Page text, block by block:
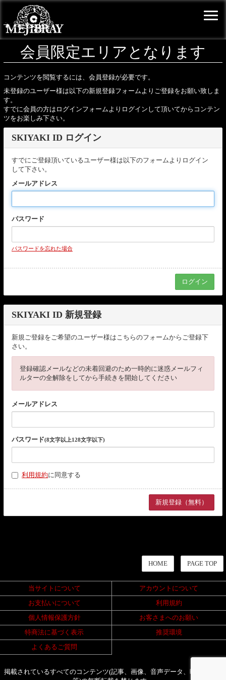
会員限定エリアとなります
コンテンツを閲覧するには、会員登録が必要です。
未登録のユーザー様は以下の新規登録フォームよりご登録をお願い致しま
す。
すでに会員の方はログインフォームよりログインして頂いてからコンテン
ツをお楽しみ下さい。
SKIYAKI ID ログイン
すでにご登録頂いているユーザー様は以下のフォームよりログイン
して下さい。
メールアドレス
パスワード
パスワードを忘れた場合
SKIYAKI ID 新規登録
新規ご登録をご希望のユーザー様はこちらのフォームからご登録下
さい。
登録確認メールなどの未着回避のため一時的に迷惑メールフィ
ルターの全解除をしてから手続きを開始してください
メールアドレス
パスワード(8文字以上128文字以下)
利用規約に同意する
HOME PAGE TOP
当サイトについて
アカウントについて
お支払いについて
利用規約
個人情報保護方針
お客さまへのお願い
特商法に基づく表示
推奨環境
よくあるご質問
掲載されているすべてのコンテンツ(記事、画像、音声データ、映像データ